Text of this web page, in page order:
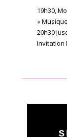
19h30,
«
20h30
Invitation